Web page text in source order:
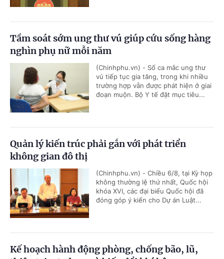
Tầm soát sớm ung thư vú giúp cứu sống hàng
nghìn phụ nữ mỗi năm
(Chinhphu.vn) - Số ca mắc ung thư
vú tiếp tục gia tăng, trong khi nhiều
trường hợp vẫn được phát hiện ở giai
đoạn muộn. Bộ Y tế đặt mục tiêu...
Quản lý kiến trúc phải gắn với phát triển
không gian đô thị
(Chinhphu.vn) - Chiều 6/8, tại Kỳ họp
không thường lệ thứ nhất, Quốc hội
khóa XVI, các đại biểu Quốc hội đã
đóng góp ý kiến cho Dự án Luật...
Kế hoạch hành động phòng, chống bão, lũ,